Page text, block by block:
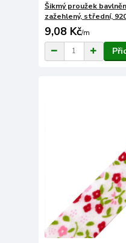
Šikmý proužek
zažehlený, střední,
9,08 Kč/m